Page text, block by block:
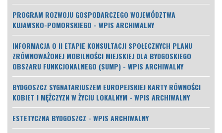
PROGRAM ROZWOJU GOSPODARCZEGO WOJEWÓDZTWA
KUJAWSKO-POMORSKIEGO - WPIS ARCHIWALNY
INFORMACJA O II ETAPIE KONSULTACJI SPOŁECZNYCH PLANU
ZRÓWNOWAŻONEJ MOBILNOŚCI MIEJSKIEJ DLA BYDGOSKIEGO
OBSZARU FUNKCJONALNEGO (SUMP) - WPIS ARCHIWALNY
BYDGOSZCZ SYGNATARIUSZEM EUROPEJSKIEJ KARTY RÓWNOŚCI
KOBIET I MĘŻCZYZN W ŻYCIU LOKALNYM - WPIS ARCHIWALNY
ESTETYCZNA BYDGOSZCZ - WPIS ARCHIWALNY